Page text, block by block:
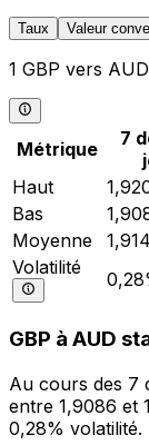
Taux Valeur
1 GBP vers AUD
Métrique
7
Haut
Bas
Moyenne
Volatilité
GBP à AUD
Au cours des 7
entre 1,9086 et
0,28% volatilité.